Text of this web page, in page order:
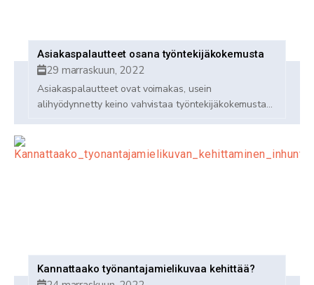
Asiakaspalautteet osana työntekijäkokemusta
29 marraskuun, 2022
Asiakaspalautteet ovat voimakas, usein
alihyödynnetty keino vahvistaa työntekijäkokemusta...
Kannattaako työnantajamielikuvaa kehittää?